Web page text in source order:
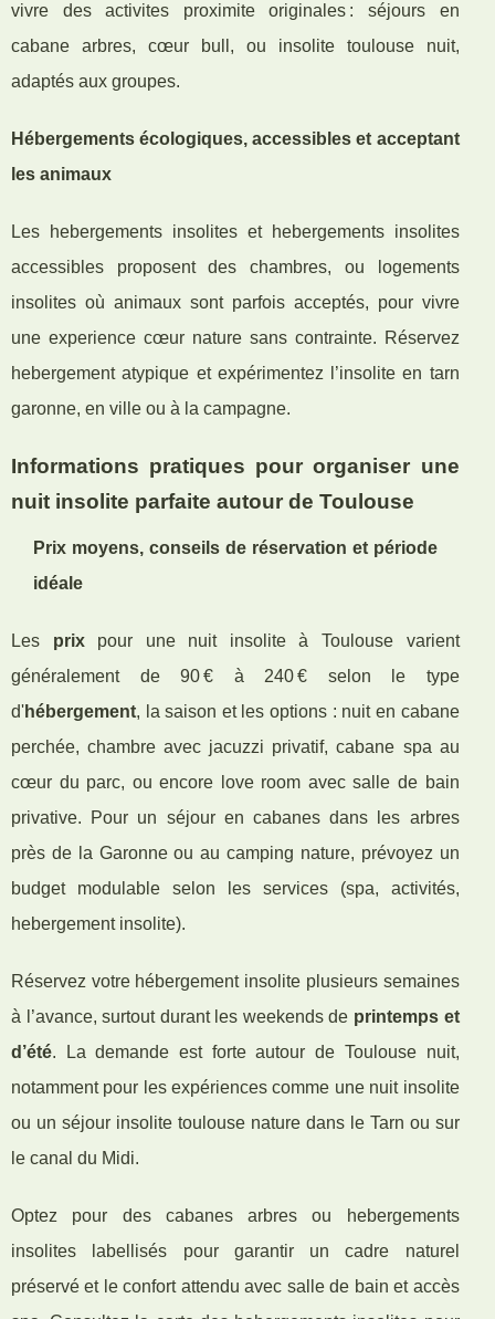
vivre des activites proximite originales : séjours en
cabane arbres, cœur bull, ou insolite toulouse nuit,
adaptés aux groupes.
Hébergements écologiques, accessibles et acceptant
les animaux
Les hebergements insolites et hebergements insolites
accessibles proposent des chambres, ou logements
insolites où animaux sont parfois acceptés, pour vivre
une experience cœur nature sans contrainte. Réservez
hebergement atypique et expérimentez l’insolite en tarn
garonne, en ville ou à la campagne.
Informations pratiques pour organiser une
nuit insolite parfaite autour de Toulouse
Prix moyens, conseils de réservation et période
idéale
Les prixpour une nuit insolite à Toulouse varient
généralement de 90 € à 240 € selon le type
d'hébergement, la saison et les options : nuit en cabane
perchée, chambre avec jacuzzi privatif, cabane spa au
cœur du parc, ou encore love room avec salle de bain
privative. Pour un séjour en cabanes dans les arbres
près de la Garonne ou au camping nature, prévoyez un
budget modulable selon les services (spa, activités,
hebergement insolite).
Réservez votre hébergement insolite plusieurs semaines
à l’avance, surtout durant les weekends de printemps et
d’été. La demande est forte autour de Toulouse nuit,
notamment pour les expériences comme une nuit insolite
ou un séjour insolite toulouse nature dans le Tarn ou sur
le canal du Midi.
Optez pour des cabanes arbres ou hebergements
insolites labellisés pour garantir un cadre naturel
préservé et le confort attendu avec salle de bain et accès